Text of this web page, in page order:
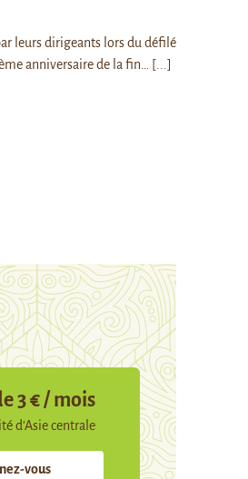
leurs dirigeants lors du défilé
anniversaire de la fin…
[...]
3 € / mois
d’Asie centrale
vous